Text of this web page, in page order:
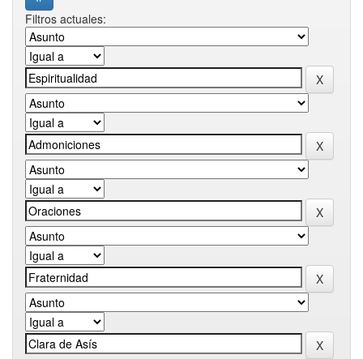
Filtros actuales: